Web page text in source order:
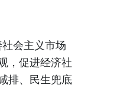
会主义市场
，促进经济社
排、民生兜底